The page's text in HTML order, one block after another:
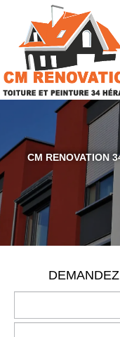
CM RENOVATION